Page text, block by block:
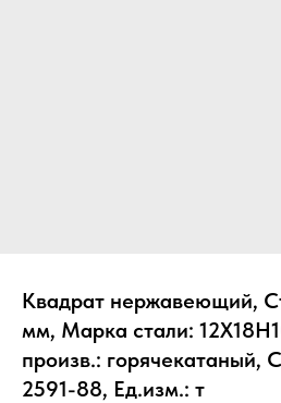
Квадрат нержавеющий,
мм, Марка стали:
произв.: горячекатаный,
2591-88, Ед.изм.: т